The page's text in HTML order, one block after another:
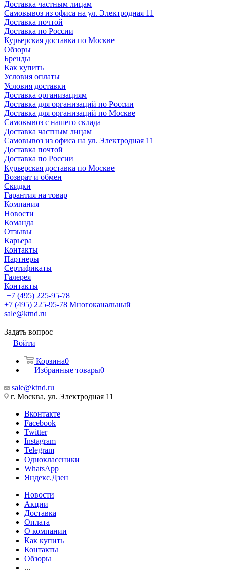
Доставка частным лицам
Самовывоз из офиса на ул. Электродная 11
Доставка почтой
Доставка по России
Курьерская доставка по Москве
Обзоры
Бренды
Как купить
Условия оплаты
Условия доставки
Доставка организациям
Доставка для организаций по России
Доставка для организаций по Москве
Самовывоз с нашего склада
Доставка частным лицам
Самовывоз из офиса на ул. Электродная 11
Доставка почтой
Доставка по России
Курьерская доставка по Москве
Возврат и обмен
Скидки
Гарантия на товар
Компания
Новости
Команда
Отзывы
Карьера
Контакты
Партнеры
Сертификаты
Галерея
Контакты
+7 (495) 225-95-78
+7 (495) 225-95-78 Многоканальный
sale@ktnd.ru
Задать вопрос
Войти
Корзина0
Избранные товары0
sale@ktnd.ru
г. Москва, ул. Электродная 11
Вконтакте
Facebook
Twitter
Instagram
Telegram
Одноклассники
WhatsApp
Яндекс.Дзен
Новости
Акции
Доставка
Оплата
О компании
Как купить
Контакты
Обзоры
...